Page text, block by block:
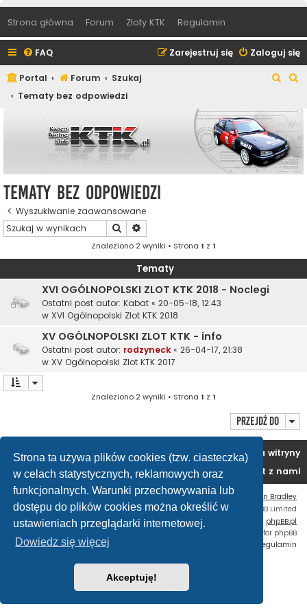
Strona ta używa plików cookies (tzw. ciasteczka)
w celach statystycznych, reklamowych oraz
funkcjonalnych. Warunki przechowywania lub
dostępu do plików cookies można określić w
ustawieniach przeglądarki internetowej.
Dowiedz się więcej
Akceptuję!
Strona główna Forum Zloty KTK Regulamin
FAQ Zaloguj się
Zarejestruj się
Portal Forum
Szukaj
Tematy bez odpowiedzi
u
k
a
u
k
a
j
Tematy bez odpowiedzi
Wyszukiwanie zaawansowane
Szukaj
Znaleziono 2 wyniki • Strona 1 z 1
Tematy
XVI OGÓLNOPOLSKI ZLOT KTK 2018 - Noclegi
Ostatni post autor: Kabat « 20-05-18, 12:43
w XVI Ogólnopolski Zlot KTK 2018
XV OGÓLNOPOLSKI ZLOT KTK - info
Ostatni post autor: rodzyneck « 26-04-17, 21:38
w XV Ogólnopolski Zlot KTK 2017
Znaleziono 2 wyniki • Strona 1 z 1
Przejdź do
Portal Forum
Usuń ciasteczka witryny
Kontakt z nami
Flat Style by
Ian Bradley
Technologię dostarczaphpBB® Forum Software © phpBB Limited
Polski pakiet językowy dostarcza phpBB.pl
extension for phpBB
Regulamin